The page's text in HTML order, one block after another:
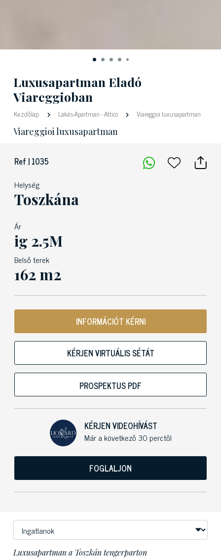
Luxusapartman Eladó
Viareggioban
Kezdőlap Lakás-Apartman-Attico Viareggioi luxusapartman
Viareggioi luxusapartman
Ref | 1035
Helység
Toszkána
Ár
ig 2.5M
Belső terek
162 m2
INFORMÁCIÓT KÉRNI
KÉRJEN VIRTUÁLIS SÉTÁT
PROSPEKTUS PDF
KÉRJEN VIDEOHÍVÁST
Már a következő 30 perctől
FOGLALJON
Luxusapartman a Toszkán tengerparton